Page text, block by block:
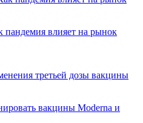
пандемия влияет на рынок
третьей дозы вакцины